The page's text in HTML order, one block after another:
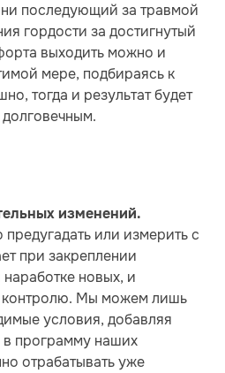
последующий за травмой
гордости за достигнутый
выходить можно и
мере, подбираясь к
тогда и результат будет
изменений.
или измерить с
при закреплении
новых, и
контролю. Мы можем лишь
условия, добавляя
в программу наших
отрабатывать уже